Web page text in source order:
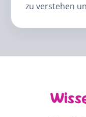
zu verstehen